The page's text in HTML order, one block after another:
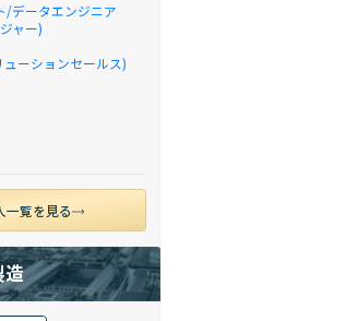
/データエンジニア
ャー)
ーションセールス)
一覧を見る
造